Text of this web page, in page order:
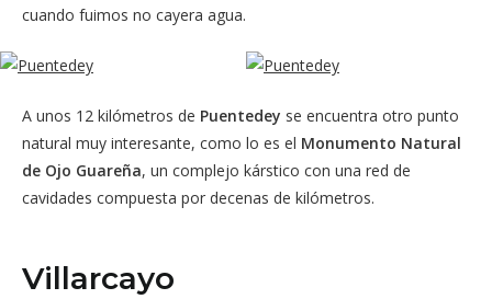
cuando fuimos no cayera agua.
A unos 12 kilómetros de Puentedey se encuentra otro punto
natural muy interesante, como lo es el Monumento Natural
de Ojo Guareña, un complejo kárstico con una red de
cavidades compuesta por decenas de kilómetros.
Villarcayo